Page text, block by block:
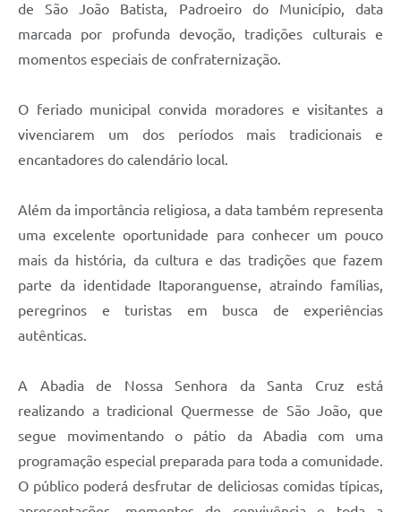
Serviços ao Cidadão
STS - 3º Setor
Transparência
Notícias
SIC
de São João Batista, Padroeiro do Município, data
marcada por profunda devoção, tradições culturais e
momentos especiais de confraternização.
O feriado municipal convida moradores e visitantes a
vivenciarem um dos períodos mais tradicionais e
encantadores do calendário local.
Além da importância religiosa, a data também representa
uma excelente oportunidade para conhecer um pouco
mais da história, da cultura e das tradições que fazem
parte da identidade Itaporanguense, atraindo famílias,
peregrinos e turistas em busca de experiências
autênticas.
A Abadia de Nossa Senhora da Santa Cruz está
realizando a tradicional Quermesse de São João, que
segue movimentando o pátio da Abadia com uma
programação especial preparada para toda a comunidade.
O público poderá desfrutar de deliciosas comidas típicas,